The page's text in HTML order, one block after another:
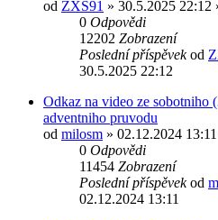
od ZXS91 » 30.5.2025 22:12
0 Odpovědi
12202 Zobrazení
Poslední příspěvekod
30.5.2025 22:12
Odkaz na video ze sobotniho
adventniho pruvodu
od milosm » 02.12.2024
0 Odpovědi
11454 Zobrazení
Poslední příspěvekod
02.12.2024 13:11